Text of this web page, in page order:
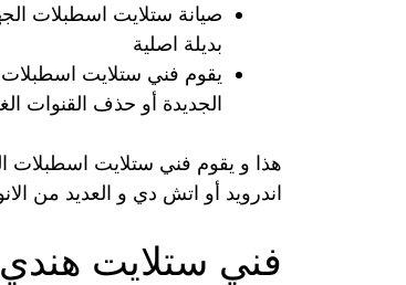
صيانة ستلايت اسطبلات
بديلة اصلية
يقوم فني ستلايت اسطبلات
الجديدة أو حذف القنوات
هذا و يقوم فني ستلايت اسطبلات
اندرويد أو اتش دي و العديد من
فني ستلايت